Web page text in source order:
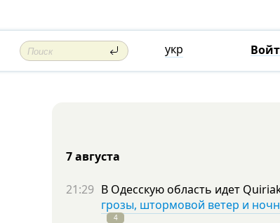
укр
7 августа
21:29 В Одесскую область идет
грозы, штормовой ветер и
4